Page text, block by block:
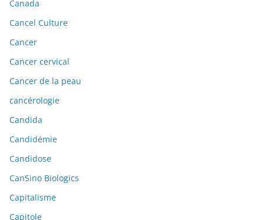
Canada
Cancel Culture
Cancer
Cancer cervical
Cancer de la peau
cancérologie
Candida
Candidémie
Candidose
CanSino Biologics
Capitalisme
Capitole